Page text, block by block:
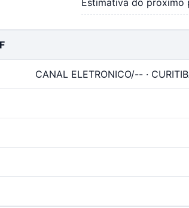
Estimativa do próximo
CANAL ELETRONICO/-- ·